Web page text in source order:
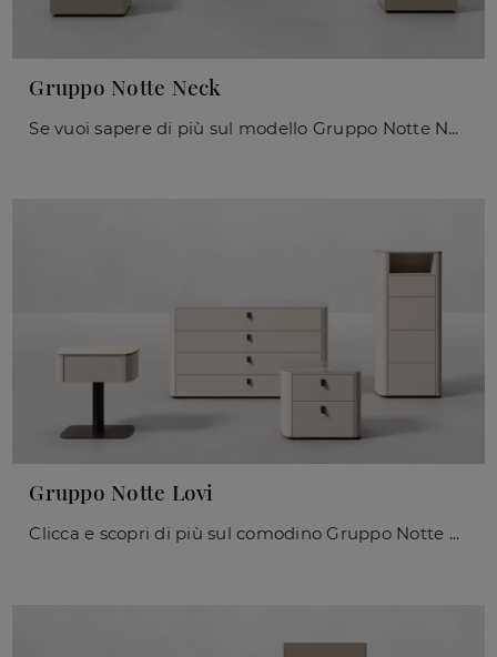
Gruppo Notte Neck
Se vuoi sapere di più sul modello Gruppo Notte Neck, clicca e scopri i Comodini e comò Orme ideali per la tua zona del riposo.
Gruppo Notte Lovi
Clicca e scopri di più sul comodino Gruppo Notte Lovi: Comodini e cassettiere di Orme sono ideali per spazi moderni.